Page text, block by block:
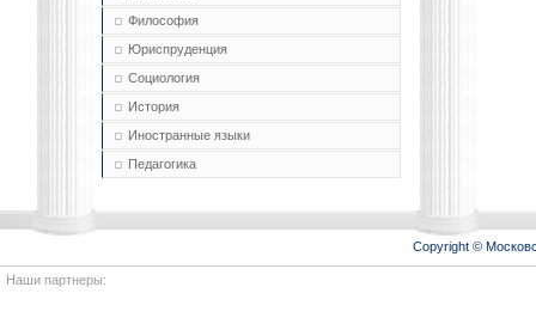
Философия
Юриспруденция
Социология
История
Иностранные языки
Педагогика
Copyright ©
Наши партнеры: